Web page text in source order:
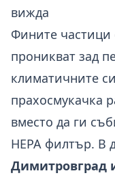
вижда
Фините частици
проникват зад
климатичните
прахосмукачка
вместо да ги
HEPA филтър. В
Димитровград